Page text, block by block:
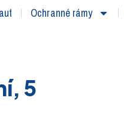
Ochranné rámy
5